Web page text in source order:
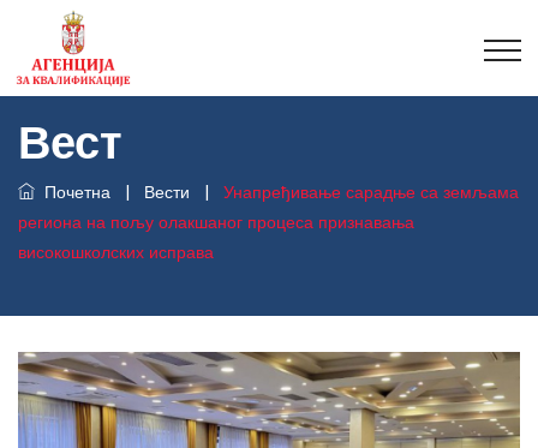
Вест
Почетна | Вести |
Унапређивање сарадње са земљама
региона на пољу олакшаног процеса признавања
високошколских исправа